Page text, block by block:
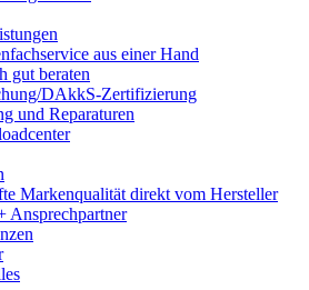
aus einer Hand
gut beraten
DAkkS-Zertifizierung
und Reparaturen
Markenqualität direkt vom Hersteller
Ansprechpartner